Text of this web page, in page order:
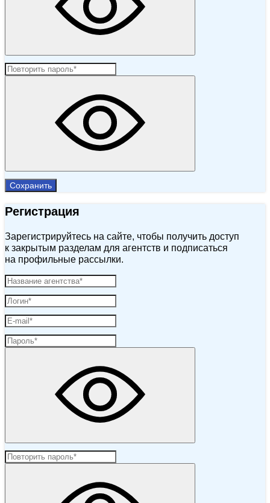
Сохранить
Регистрация
Зарегистрируйтесь на сайте, чтобы получить доступ
к закрытым разделам для агентств и подписаться
на профильные рассылки.